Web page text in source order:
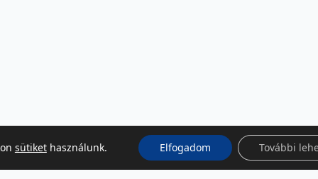
sütikethasználunk. Elfogadom További